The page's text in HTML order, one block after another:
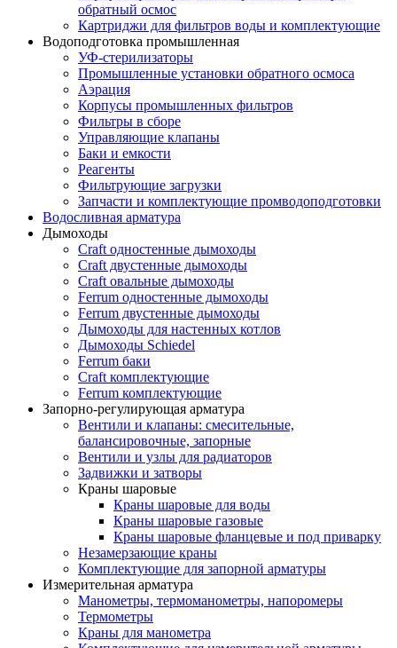
обратный осмос
Картриджи для фильтров воды и комплектующие
Водоподготовка промышленная
УФ-стерилизаторы
Промышленные установки обратного осмоса
Аэрация
Корпусы промышленных фильтров
Фильтры в сборе
Управляющие клапаны
Баки и емкости
Реагенты
Фильтрующие загрузки
Запчасти и комплектующие промводоподготовки
Водосливная арматура
Дымоходы
Craft одностенные дымоходы
Craft двустенные дымоходы
Craft овальные дымоходы
Ferrum одностенные дымоходы
Ferrum двустенные дымоходы
Дымоходы для настенных котлов
Дымоходы Schiedel
Ferrum баки
Craft комплектующие
Ferrum комплектующие
Запорно-регулирующая арматура
Вентили и клапаны: смесительные,
балансировочные, запорные
Вентили и узлы для радиаторов
Задвижки и затворы
Краны шаровые
Краны шаровые для воды
Краны шаровые газовые
Краны шаровые фланцевые и под приварку
Незамерзающие краны
Комплектующие для запорной арматуры
Измерительная арматура
Манометры, термоманометры, напоромеры
Термометры
Краны для манометра